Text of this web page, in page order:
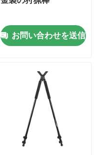
お問い合わせを送信